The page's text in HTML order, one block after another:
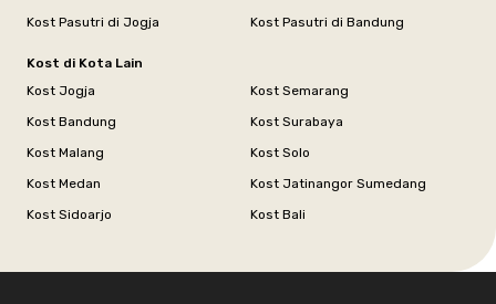
Kost Pasutri di Jogja
Kost Pasutri di Bandung
Kost di Kota Lain
Kost Jogja
Kost Semarang
Kost Bandung
Kost Surabaya
Kost Malang
Kost Solo
Kost Medan
Kost Jatinangor Sumedang
Kost Sidoarjo
Kost Bali